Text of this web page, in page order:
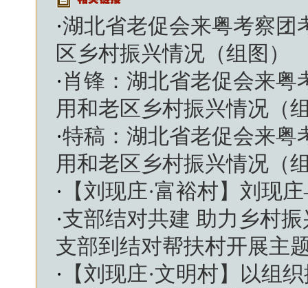
·湖北省老促会来粤考察团
区乡村振兴情况（组图）
·肖锋：湖北省老促会来
用和老区乡村振兴情况（
·特稿：湖北省老促会来粤
用和老区乡村振兴情况（
· 【刘现庄·富裕村】刘
·支部结对共建 助力乡村
支部到结对帮扶村开展主
· 【刘现庄·文明村】以组